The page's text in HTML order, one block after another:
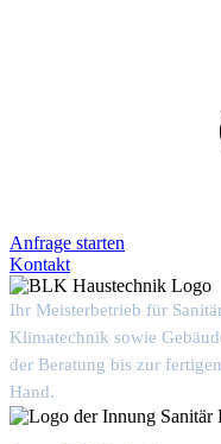
Anfrage starten
Kontakt
Ihr Meisterbetrieb für
Klimatechnik sowie
der Beratung bis zur
Hand.